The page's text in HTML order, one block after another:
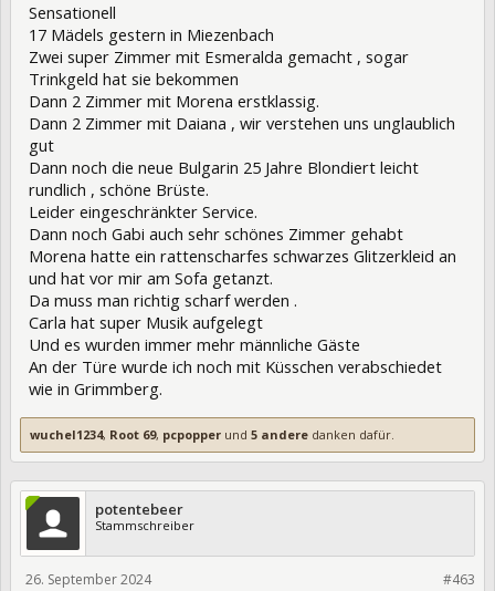
Sensationell
17 Mädels gestern in Miezenbach
Zwei super Zimmer mit Esmeralda gemacht , sogar
Trinkgeld hat sie bekommen
Dann 2 Zimmer mit Morena erstklassig.
Dann 2 Zimmer mit Daiana , wir verstehen uns unglaublich
gut
Dann noch die neue Bulgarin 25 Jahre Blondiert leicht
rundlich , schöne Brüste.
Leider eingeschränkter Service.
Dann noch Gabi auch sehr schönes Zimmer gehabt
Morena hatte ein rattenscharfes schwarzes Glitzerkleid an
und hat vor mir am Sofa getanzt.
Da muss man richtig scharf werden .
Carla hat super Musik aufgelegt
Und es wurden immer mehr männliche Gäste
An der Türe wurde ich noch mit Küsschen verabschiedet
wie in Grimmberg.
wuchel1234, Root 69, pcpopper und 5 andere danken dafür.
potentebeer
Stammschreiber
#463
26. September 2024